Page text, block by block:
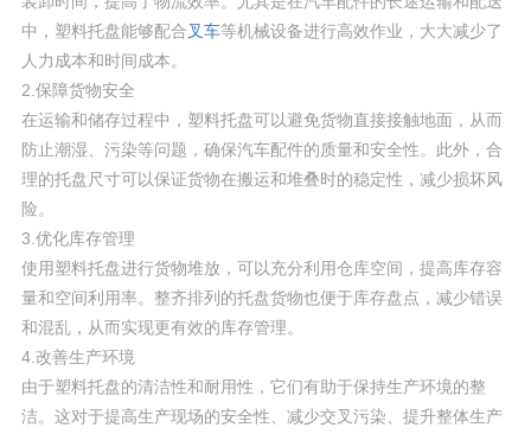
中，塑料托盘能够配合叉车等机械设备进行高效作业，大大减少了
人力成本和时间成本。
2.保障货物安全
在运输和储存过程中，塑料托盘可以避免货物直接接触地面，从而
防止潮湿、污染等问题，确保汽车配件的质量和安全性。此外，合
理的托盘尺寸可以保证货物在搬运和堆叠时的稳定性，减少损坏风
险。
3.优化库存管理
使用塑料托盘进行货物堆放，可以充分利用仓库空间，提高库存容
量和空间利用率。整齐排列的托盘货物也便于库存盘点，减少错误
和混乱，从而实现更有效的库存管理。
4.改善生产环境
由于塑料托盘的清洁性和耐用性，它们有助于保持生产环境的整
洁。这对于提高生产现场的安全性、减少交叉污染、提升整体生产